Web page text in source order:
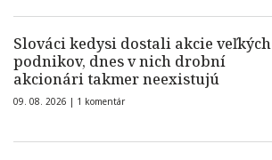
Slováci kedysi dostali akcie veľkých
podnikov, dnes v nich drobní
akcionári takmer neexistujú
09. 08. 2026 | 1 komentár